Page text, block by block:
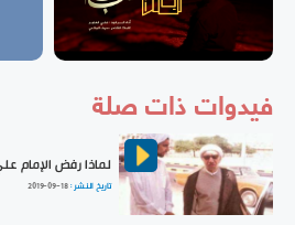
فيدوات ذات صلة
لماذا رفض الإمام
تاريخ النشر :2019-09-18